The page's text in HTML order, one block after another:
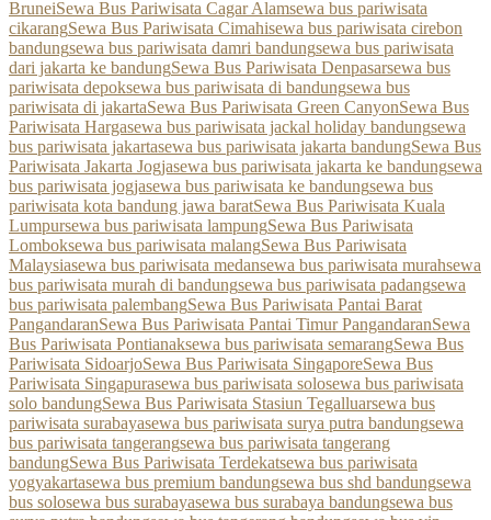
BruneiSewa Bus Pariwisata Cagar Alamsewa bus pariwisata
cikarangSewa Bus Pariwisata Cimahisewa bus pariwisata cirebon
bandungsewa bus pariwisata damri bandungsewa bus pariwisata
dari jakarta ke bandungSewa Bus Pariwisata Denpasarsewa bus
pariwisata depoksewa bus pariwisata di bandungsewa bus
pariwisata di jakartaSewa Bus Pariwisata Green CanyonSewa Bus
Pariwisata Hargasewa bus pariwisata jackal holiday bandungsewa
bus pariwisata jakartasewa bus pariwisata jakarta bandungSewa Bus
Pariwisata Jakarta Jogjasewa bus pariwisata jakarta ke bandungsewa
bus pariwisata jogjasewa bus pariwisata ke bandungsewa bus
pariwisata kota bandung jawa baratSewa Bus Pariwisata Kuala
Lumpursewa bus pariwisata lampungSewa Bus Pariwisata
Lomboksewa bus pariwisata malangSewa Bus Pariwisata
Malaysiasewa bus pariwisata medansewa bus pariwisata murahsewa
bus pariwisata murah di bandungsewa bus pariwisata padangsewa
bus pariwisata palembangSewa Bus Pariwisata Pantai Barat
PangandaranSewa Bus Pariwisata Pantai Timur PangandaranSewa
Bus Pariwisata Pontianaksewa bus pariwisata semarangSewa Bus
Pariwisata SidoarjoSewa Bus Pariwisata SingaporeSewa Bus
Pariwisata Singapurasewa bus pariwisata solosewa bus pariwisata
solo bandungSewa Bus Pariwisata Stasiun Tegalluarsewa bus
pariwisata surabayasewa bus pariwisata surya putra bandungsewa
bus pariwisata tangerangsewa bus pariwisata tangerang
bandungSewa Bus Pariwisata Terdekatsewa bus pariwisata
yogyakartasewa bus premium bandungsewa bus shd bandungsewa
bus solosewa bus surabayasewa bus surabaya bandungsewa bus